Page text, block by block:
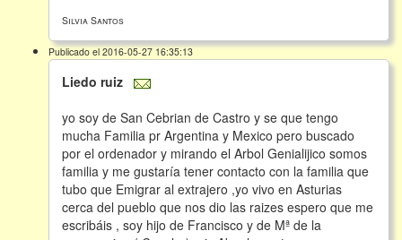
Silvia Santos
Publicado el 2016-05-27 16:35:13
Liedo ruiz
yo soy de San Cebrian de Castro y se que tengo
mucha Familia pr Argentina y Mexico pero buscado
por el ordenador y mirando el Arbol Genialijico somos
familia y me gustaría tener contacto con la familia que
tubo que Emigrar al extrajero ,yo vivo en Asturias
cerca del pueblo que nos dio las raizes espero que me
escribáis , soy hijo de Francisco y de Mª de la